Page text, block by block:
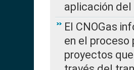
aplicación
El CNOGas
en el proceso
proyectos